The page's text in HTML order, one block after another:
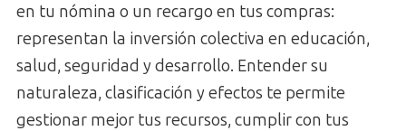
en tu nómina o un recargo en tus compras:
representan la inversión colectiva en educación,
salud, seguridad y desarrollo. Entender su
naturaleza, clasificación y efectos te permite
gestionar mejor tus recursos, cumplir con tus